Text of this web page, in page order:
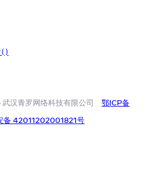
汉青罗网络科技有限公司
鄂ICP备
备 42011202001821号